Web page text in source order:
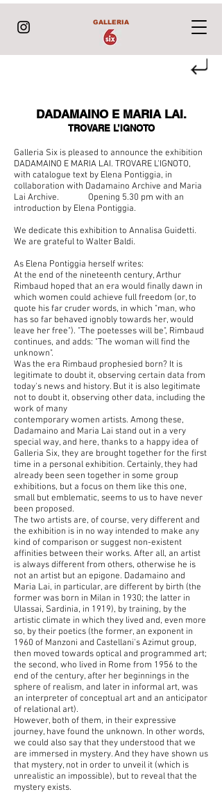
GALLERIA
DADAMAINO E MARIA LAI.
TROVARE L’IGNOTO
Galleria Six is pleased to announce the exhibition
DADAMAINO E MARIA LAI. TROVARE L'IGNOTO,
with catalogue text by Elena Pontiggia, in
collaboration with Dadamaino Archive and Maria
Lai Archive. Opening 5.30 pm with an
introduction by Elena Pontiggia.
We dedicate this exhibition to Annalisa Guidetti.
We are grateful to Walter Baldi.
As Elena Pontiggia herself writes:
At the end of the nineteenth century, Arthur
Rimbaud hoped that an era would finally dawn in
which women could achieve full freedom (or, to
quote his far cruder words, in which "man, who
has so far behaved ignobly towards her, would
leave her free"). "The poetesses will be", Rimbaud
continues, and adds: "The woman will find the
unknown".
Was the era Rimbaud prophesied born? It is
legitimate to doubt it, observing certain data from
today's news and history. But it is also legitimate
not to doubt it, observing other data, including the
work of many
contemporary women artists. Among these,
Dadamaino and Maria Lai stand out in a very
special way, and here, thanks to a happy idea of
Galleria Six, they are brought together for the first
time in a personal exhibition. Certainly, they had
already been seen together in some group
exhibitions, but a focus on them like this one,
small but emblematic, seems to us to have never
been proposed.
The two artists are, of course, very different and
the exhibition is in no way intended to make any
kind of comparison or suggest non-existent
affinities between their works. After all, an artist
is always different from others, otherwise he is
not an artist but an epigone. Dadamaino and
Maria Lai, in particular, are different by birth (the
former was born in Milan in 1930; the latter in
Ulassai, Sardinia, in 1919), by training, by the
artistic climate in which they lived and, even more
so, by their poetics (the former, an exponent in
1960 of Manzoni and Castellani's Azimut group,
then moved towards optical and programmed art;
the second, who lived in Rome from 1956 to the
end of the century, after her beginnings in the
sphere of realism, and later in informal art, was
an interpreter of conceptual art and an anticipator
of relational art).
However, both of them, in their expressive
journey, have found the unknown. In other words,
we could also say that they understood that we
are immersed in mystery. And they have shown us
that mystery, not in order to unveil it (which is
unrealistic an impossible), but to reveal that the
mystery exists.